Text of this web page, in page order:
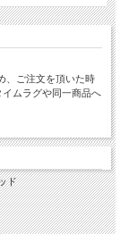
、ご注文を頂いた時
ムラグや同一商品へ
ド